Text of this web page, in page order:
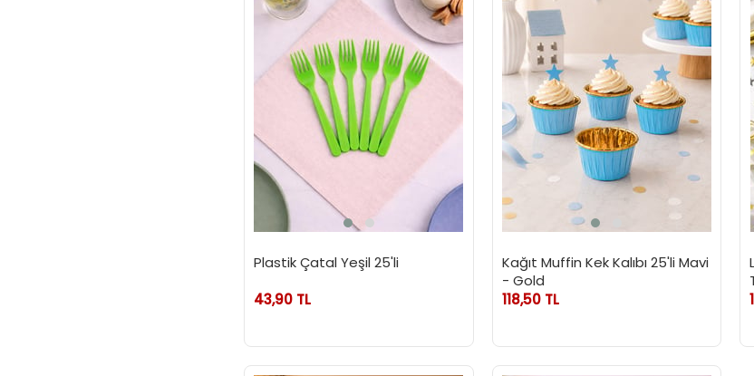
Plastik Çatal Yeşil 25'li
43,90 TL
Kağıt Muffin Kek Kalıbı 25'li Mavi
- Gold
118,50 TL